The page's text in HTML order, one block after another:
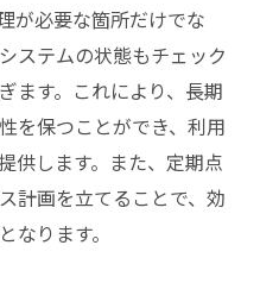
が必要な箇所だけでな
ステムの状態もチェック
ます。これにより、長期
を保つことができ、利用
供します。また、定期点
計画を立てることで、効
なります。